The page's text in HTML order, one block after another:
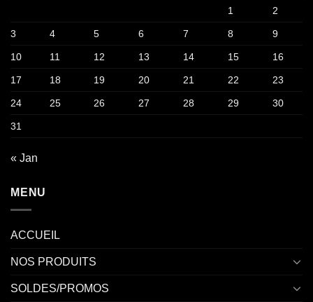
1
2
3 4 5 6 7 8 9
10 11 12 13 14 15 16
17 18 19 20 21 22 23
24 25 26 27 28 29 30
31
« Jan
MENU
ACCUEIL
NOS PRODUITS
SOLDES/PROMOS